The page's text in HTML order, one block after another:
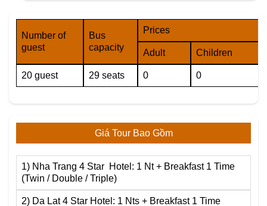
Number of
guest
Bus
capacity
Prices
Adult Children
20 guest 29 seats 0 0
Giá Tour Bao Gồm
1) Nha Trang 4 Star Hotel: 1 Nt + Breakfast 1 Time
(Twin / Double / Triple)
2) Da Lat 4 Star Hotel: 1 Nts + Breakfast 1 Time